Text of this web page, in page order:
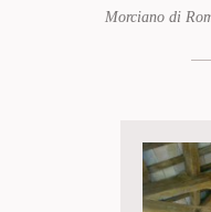
Morciano di